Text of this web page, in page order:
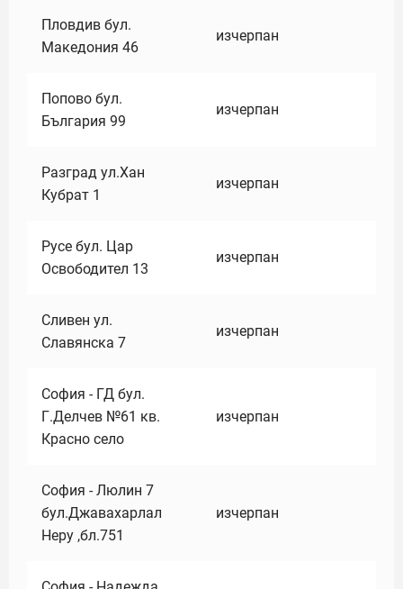
Пловдив бул.
Македония 46
изчерпан
Попово бул.
България 99
изчерпан
Разград ул.Хан
Кубрат 1
изчерпан
Русе бул. Цар
Освободител 13
изчерпан
Сливен ул.
Славянска 7
изчерпан
София - ГД бул.
Г.Делчев №61 кв.
Красно село
изчерпан
София - Люлин 7
бул.Джавахарлал
Неру ,бл.751
изчерпан